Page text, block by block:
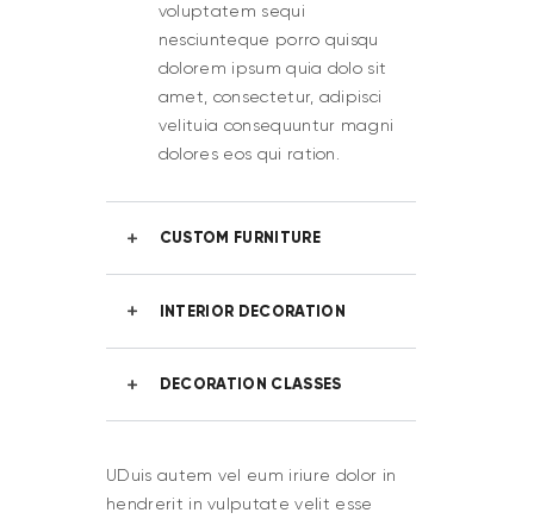
voluptatem sequi
nesciunteque porro quisqu
dolorem ipsum quia dolo sit
amet, consectetur, adipisci
velituia consequuntur magni
dolores eos qui ration.
CUSTOM FURNITURE
INTERIOR DECORATION
DECORATION CLASSES
UDuis autem vel eum iriure dolor in
hendrerit in vulputate velit esse